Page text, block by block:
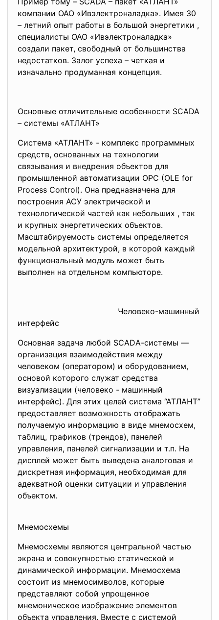
компании ОАО «Ивэлектроналадка». Имея 30
– летний опыт работы в большой энергетики ,
специалисты ОАО «Ивэлектроналадка»
создали пакет, свободный от большинства
недостатков. Залог успеха – четкая и
изначально продуманная концепция.
Основные отличительные особенности SCADA
– системы «АТЛАНТ»
Система «АТЛАНТ» - комплекс программных
средств, основанных на технологии
связывания и внедрения объектов для
промышленной автоматизации ОРС (OLE for
Process Control). Она предназначена для
построения АСУ электрической и
технологической частей как небольших , так
и крупных энергетических объектов.
Масштабируемость системы определяется
модельной архитектурой, в которой каждый
функциональный модуль может быть
выполнен на отдельном компьюторе.
Человеко-машинный
интерфейс
Основная задача любой SСАDА-системы —
организация взаимодействия между
человеком (оператором) и оборудованием,
основой которого служат средства
визуализации (человеко - машинный
интерфейс). Для этих целей система “АТЛАНТ”
предоставляет возможность отображать
получаемую информацию в виде мнемосхем,
таблиц, графиков (трендов), панелей
управления, панелей сигнализации и т.п. На
дисплей может быть выведена аналоговая и
дискретная информация, необходимая для
адекватной оценки ситуации и управления
объектом.
Мнемосхемы
Мнемосхемы являются центральной частью
экрана и совокупностью статической и
динамической информации. Мнемосхема
состоит из мнемосимволов, которые
представляют собой упрощенное
мнемоническое изображение элементов
объекта управления. Вместе с системой